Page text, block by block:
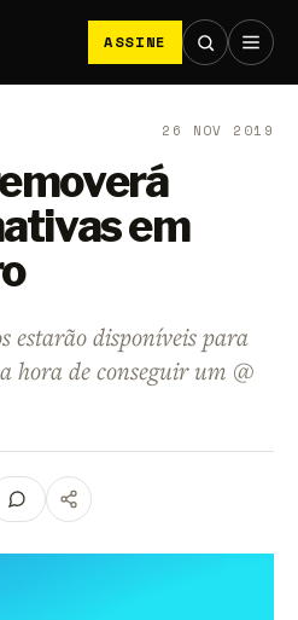
ASSINE
26 NOV 2019
em
estarão disponíveis para
hora de conseguir um @